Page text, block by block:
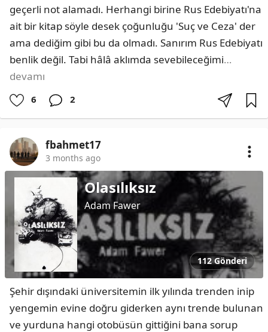
geçerli not alamadı. Herhangi birine Rus Edebiyatı'na
ait bir kitap söyle desek çoğunluğu 'Suç ve Ceza' der
ama dediğim gibi bu da olmadı. Sanırım Rus Edebiyatı
benlik değil. Tabi hâlâ aklımda sevebileceğimi…
devamı
6 2
fbahmet17
3 months ago
Olasılıksız
Adam Fawer
112 Gönderi
Şehir dışındaki üniversitemin ilk yılında trenden inip
yengemin evine doğru giderken aynı trende bulunan
ve yurduna hangi otobüsün gittiğini bana sorup